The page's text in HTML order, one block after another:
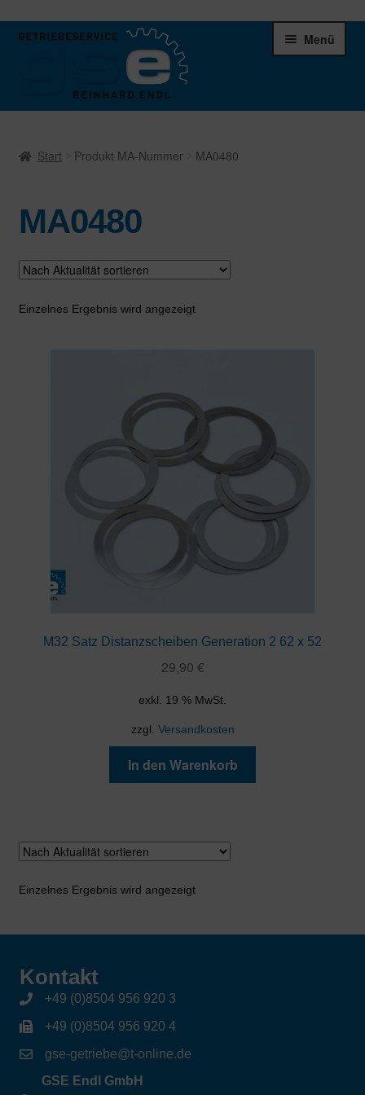
Zur
Zum
Menü
Schaltgetriebe
Verteilergetriebe
Warenkorb
Start Produkt MA-Nummer MA0480
MA0480
Einzelnes Ergebnis wird angezeigt
M32 Satz Distanzscheiben Generation 2 62 x 52
29,90 €
exkl. 19 % MwSt.
zzgl. Versandkosten
In den Warenkorb
Einzelnes Ergebnis wird angezeigt
Kontakt
+49 (0)8504 956 920 3
+49 (0)8504 956 920 4
gse-getriebe@t-online.de
GSE Endl GmbH